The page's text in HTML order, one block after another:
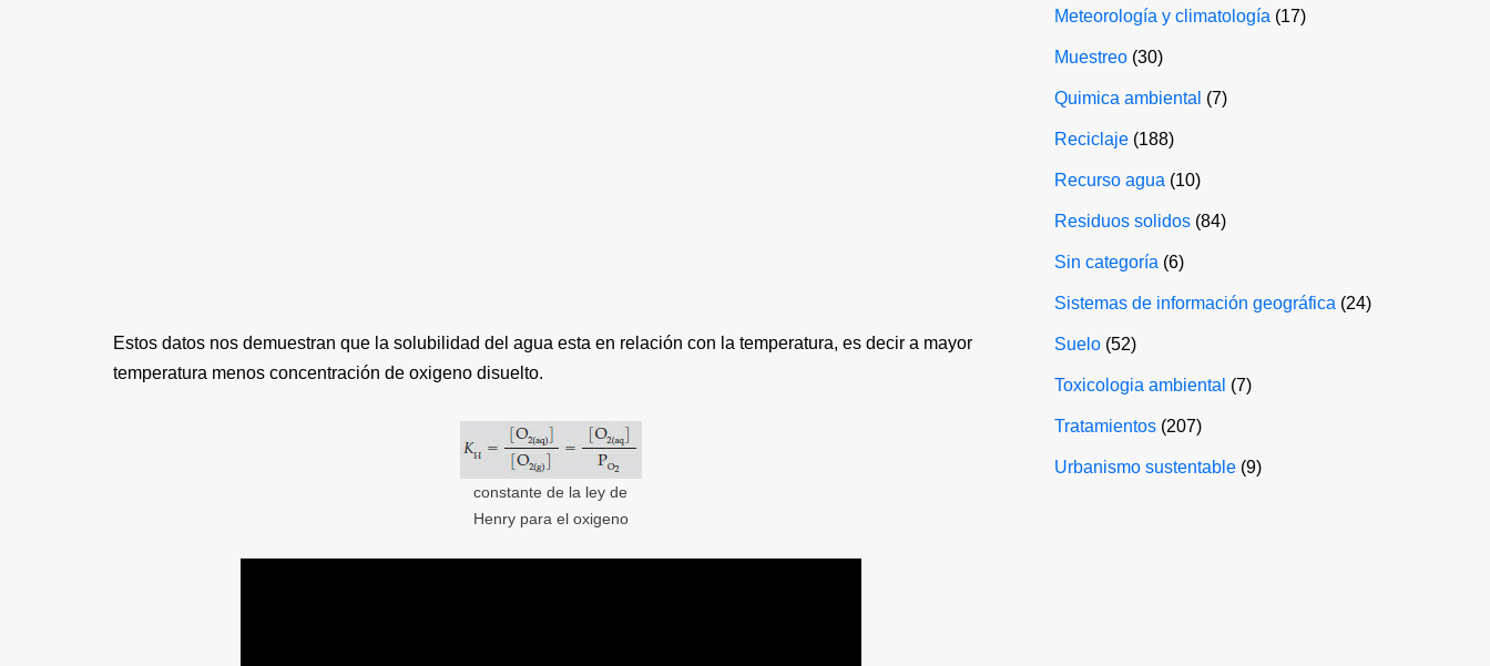
Estos datos nos demuestran que la solubilidad del agua esta en relación con la temperatura, es decir a mayor
temperatura menos concentración de oxigeno disuelto.
constante de la ley de
Henry para el oxigeno
Meteorología y climatología (17)
Muestreo (30)
Quimica ambiental (7)
Reciclaje (188)
Recurso agua (10)
Residuos solidos (84)
Sin categoría (6)
Sistemas de información geográfica (24)
Suelo (52)
Toxicologia ambiental (7)
Tratamientos (207)
Urbanismo sustentable (9)